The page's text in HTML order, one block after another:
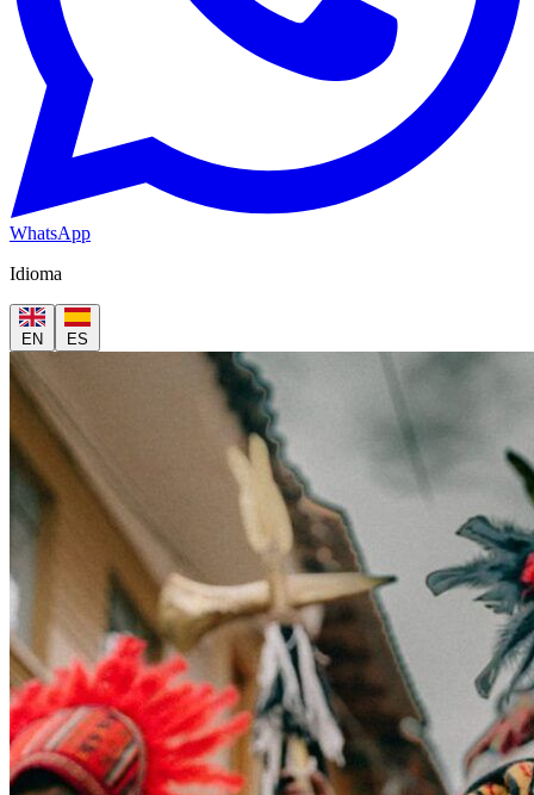
WhatsApp
Idioma
EN ES